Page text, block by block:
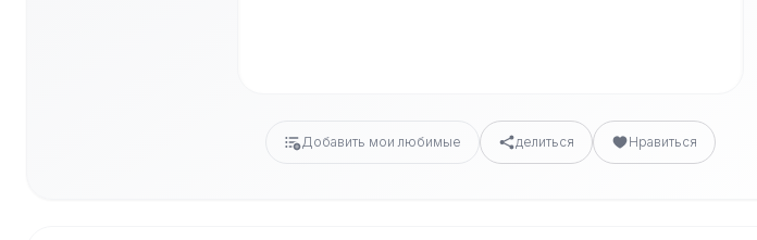
Добавить мои любимые делиться Нравиться